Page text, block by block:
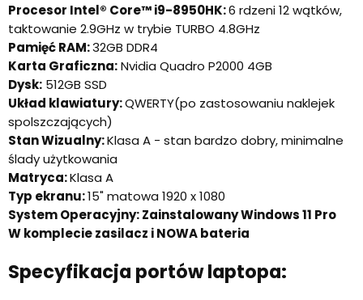
Procesor Intel® Core™ i9-8950HK:6 rdzeni 12 wątków,
taktowanie 2.9GHz w trybie TURBO 4.8GHz
Pamięć RAM:32GB DDR4
Karta Graficzna:Nvidia Quadro P2000 4GB
Dysk: 512GB SSD
Układ klawiatury:QWERTY(po zastosowaniu naklejek
spolszczających)
Stan Wizualny:Klasa A - stan bardzo dobry, minimalne
ślady użytkowania
Matryca:Klasa A
Typ ekranu:15" matowa 1920 x 1080
System Operacyjny: ZainstalowanyWindows 11 Pro
W komplecie zasilacz iNOWA bateria
Specyfikacja portów laptopa: